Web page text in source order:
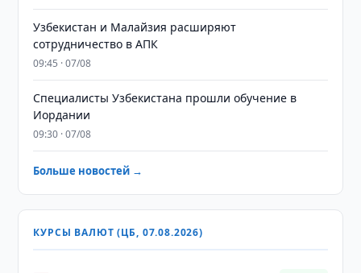
Узбекистан и Малайзия расширяют
сотрудничество в АПК
09:45 · 07/08
Специалисты Узбекистана прошли обучение в
Иордании
09:30 · 07/08
Больше новостей →
КУРСЫ ВАЛЮТ (ЦБ, 07.08.2026)